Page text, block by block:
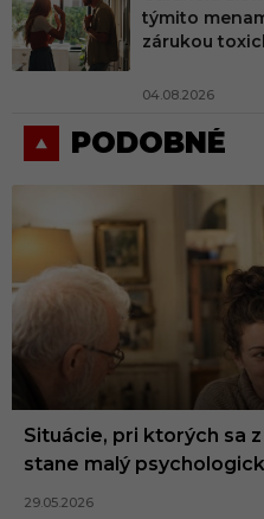
týmito
zárukou
04.08.2026
PODOBNÉ
Situácie, pri ktorých sa
stane malý
29.05.2026